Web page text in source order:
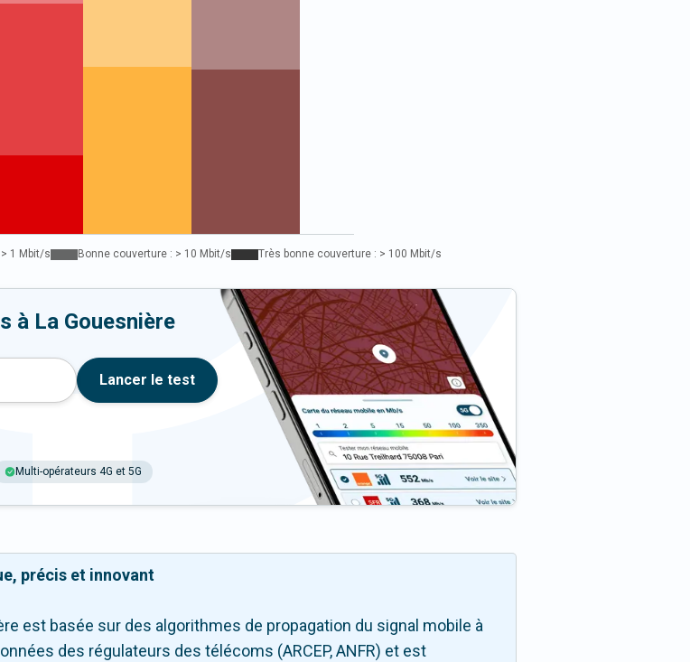
1 Mbit/s Bonne couverture : > 10 Mbit/s Très bonne couverture : > 100 Mbit/s
à La Gouesnière
Lancer le test
Multi-opérateurs 4G et 5G
précis et innovant
est basée sur des algorithmes de propagation du signal mobile à
des régulateurs des télécoms (ARCEP, ANFR) et est